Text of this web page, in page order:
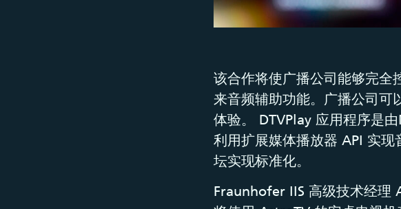
该合作将使广播公司能够完全
来音频辅助功能。广播公司可
体验。 DTVPlay 应用程序是
利用扩展媒体播放器 API 实
坛实现标准化。
Fraunhofer IIS 高级技术经理